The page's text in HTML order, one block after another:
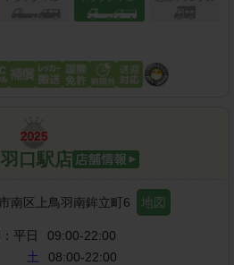
口駅店
南区上鳥羽南鉾立町6 地図
平日
09:00-22:00
土
08:00-22:00